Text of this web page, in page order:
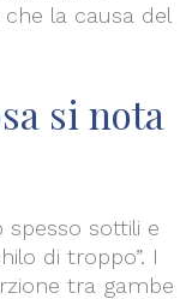
la causa del
si nota
spesso sottili e
di troppo”. I
tra gambe